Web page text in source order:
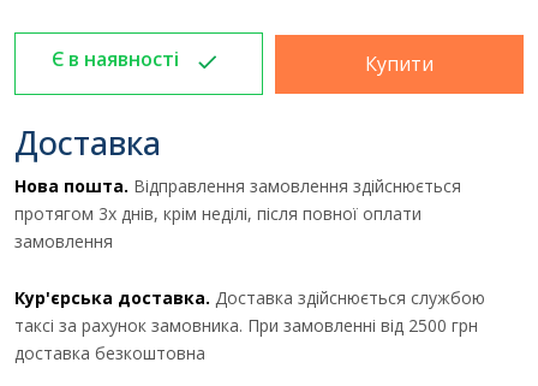
Є в наявності Купити
Доставка
Нова пошта. Відправлення замовлення здійснюється
протягом 3х днів, крім неділі, після повної оплати
замовлення
Кур'єрська доставка. Доставка здійснюється службою
таксі за рахунок замовника. При замовленні від 2500 грн
доставка безкоштовна